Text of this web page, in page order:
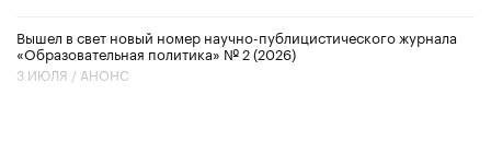
Вышел в свет новый номер научно-публицистического журнала
«Образовательная политика» № 2 (2026)
3 ИЮЛЯ / АНОНС